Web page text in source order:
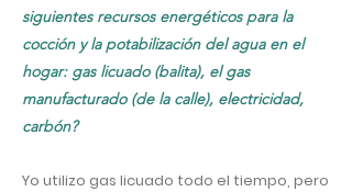
siguientes recursos energéticos para la
cocción y la potabilización del agua en el
hogar: gas licuado (balita), el gas
manufacturado (de la calle), electricidad,
carbón?
Yo utilizo gas licuado todo el tiempo, pero